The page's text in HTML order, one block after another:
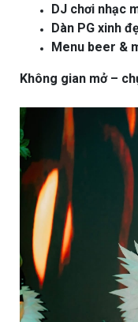
DJ chơi nhạc
Dàn PG xinh
Menu beer &
Không gian mở –